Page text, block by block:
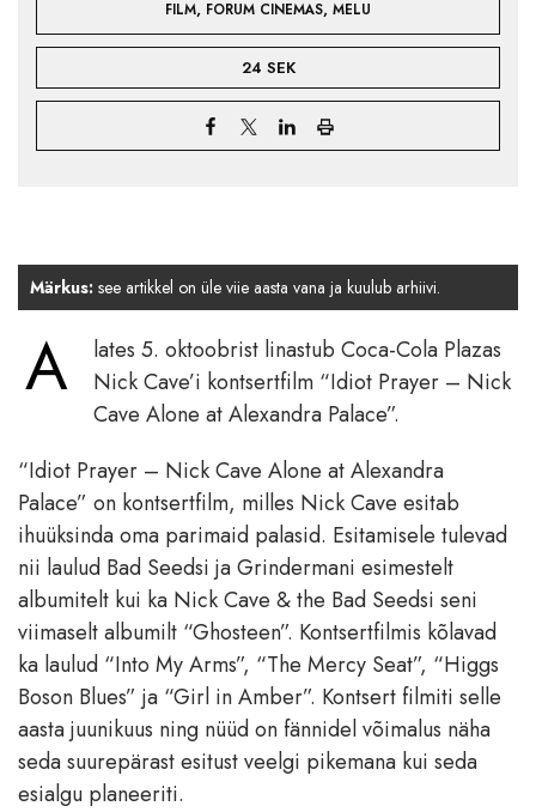
FILM, FORUM CINEMAS, MELU
24 SEK
Märkus: see artikkel on üle viie aasta vana ja kuulub arhiivi.
A
lates 5. oktoobrist linastub Coca-Cola Plazas
Nick Cave’i kontsertfilm “Idiot Prayer – Nick
Cave Alone at Alexandra Palace”.
“Idiot Prayer – Nick Cave Alone at Alexandra
Palace” on kontsertfilm, milles Nick Cave esitab
ihuüksinda oma parimaid palasid. Esitamisele tulevad
nii laulud Bad Seedsi ja Grindermani esimestelt
albumitelt kui ka Nick Cave & the Bad Seedsi seni
viimaselt albumilt “Ghosteen”. Kontsertfilmis kõlavad
ka laulud “Into My Arms”, “The Mercy Seat”, “Higgs
Boson Blues” ja “Girl in Amber”. Kontsert filmiti selle
aasta juunikuus ning nüüd on fännidel võimalus näha
seda suurepärast esitust veelgi pikemana kui seda
esialgu planeeriti.